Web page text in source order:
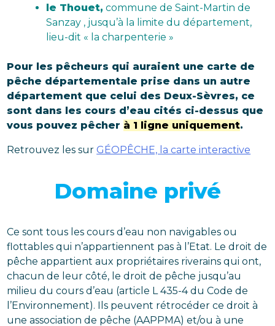
le Thouet, commune de Saint-Martin de
Sanzay , jusqu’à la limite du département,
lieu-dit « la charpenterie »
Pour les pêcheurs qui auraient une carte de
pêche départementale prise dans un autre
département que celui des Deux-Sèvres, ce
sont dans les cours d’eau cités ci-dessus que
vous pouvez pêcher à 1 ligne uniquement.
Retrouvez les surGÉOPÊCHE, la carte interactive
Domaine privé
Ce sont tous les cours d’eau non navigables ou
flottables qui n’appartiennent pas à l’Etat. Le droit de
pêche appartient aux propriétaires riverains qui ont,
chacun de leur côté, le droit de pêche jusqu’au
milieu du cours d’eau (article L 435-4 du Code de
l’Environnement). Ils peuvent rétrocéder ce droit à
une association de pêche (AAPPMA) et/ou à une